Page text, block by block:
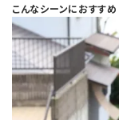
こんなシーンにおすすめ